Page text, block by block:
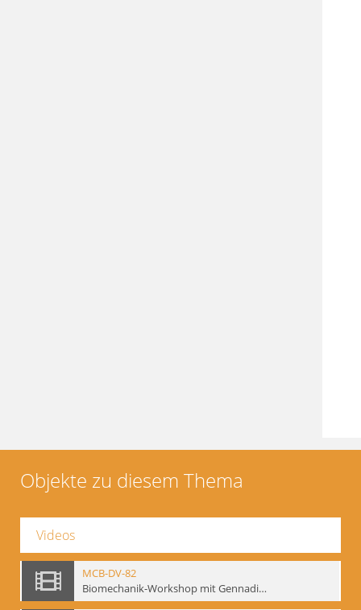
Objekte zu diesem Thema
Videos
MCB-DV-82
Biomechanik-Workshop mit Gennadij Bogdanow, Berlin, 1997